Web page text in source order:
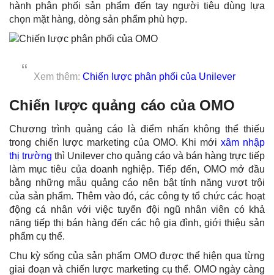
hành phân phối sản phẩm đến tay người tiêu dùng lựa
chọn mặt hàng, dòng sản phẩm phù hợp.
Xem thêm: Chiến lược phân phối của Unilever
Chiến lược quảng cáo của OMO
Chương trình quảng cáo là điểm nhấn không thể thiếu
trong chiến lược marketing của OMO. Khi mới xâm nhập
thị trường thì Unilever cho quảng cáo và bán hàng trực tiếp
làm mục tiêu của doanh nghiệp. Tiếp đến, OMO mở đầu
bằng những mẫu quảng cáo nên bật tính năng vượt trội
của sản phẩm. Thêm vào đó, các công ty tổ chức các hoạt
động cá nhân với việc tuyển đội ngũ nhân viên có khả
năng tiếp thị bán hàng đến các hộ gia đình, giới thiệu sản
phẩm cụ thể.
Chu kỳ sống của sản phẩm OMO được thể hiện qua từng
giai đoạn và chiến lược marketing cụ thể. OMO ngày càng